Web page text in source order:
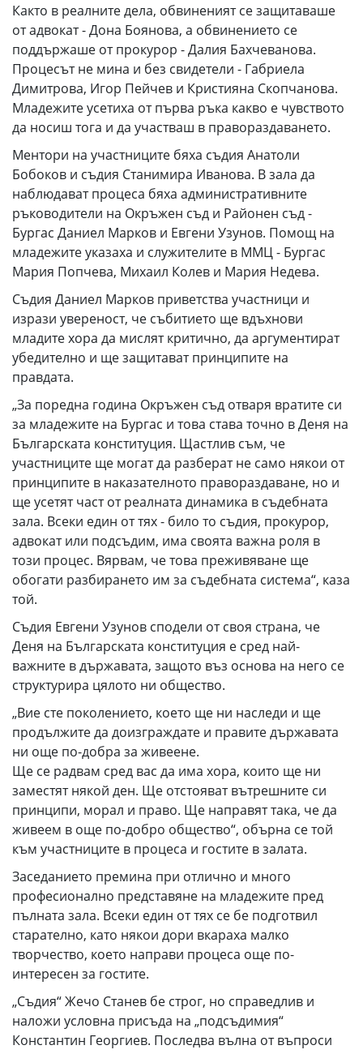
Както в реалните дела, обвиненият се защитаваше
от адвокат - Дона Боянова, а обвинението се
поддържаше от прокурор - Далия Бахчеванова.
Процесът не мина и без свидетели - Габриела
Димитрова, Игор Пейчев и Кристияна Скопчанова.
Младежите усетиха от първа ръка какво е чувството
да носиш тога и да участваш в правораздаването.
Ментори на участниците бяха съдия Анатоли
Бобоков и съдия Станимира Иванова. В зала да
наблюдават процеса бяха административните
ръководители на Окръжен съд и Районен съд -
Бургас Даниел Марков и Евгени Узунов. Помощ на
младежите указаха и служителите в ММЦ - Бургас
Мария Попчева, Михаил Колев и Мария Недева.
Съдия Даниел Марков приветства участници и
изрази увереност, че събитието ще вдъхнови
младите хора да мислят критично, да аргументират
убедително и ще защитават принципите на
правдата.
„За поредна година Окръжен съд отваря вратите си
за младежите на Бургас и това става точно в Деня на
Българската конституция. Щастлив съм, че
участниците ще могат да разберат не само някои от
принципите в наказателното правораздаване, но и
ще усетят част от реалната динамика в съдебната
зала. Всеки един от тях - било то съдия, прокурор,
адвокат или подсъдим, има своята важна роля в
този процес. Вярвам, че това преживяване ще
обогати разбирането им за съдебната система“, каза
той.
Съдия Евгени Узунов сподели от своя страна, че
Деня на Българската конституция е сред най-
важните в държавата, защото въз основа на него се
структурира цялото ни общество.
„Вие сте поколението, което ще ни наследи и ще
продължите да доизграждате и правите държавата
ни още по-добра за живеене.
Ще се радвам сред вас да има хора, които ще ни
заместят някой ден. Ще отстояват вътрешните си
принципи, морал и право. Ще направят така, че да
живеем в още по-добро общество“, обърна се той
към участниците в процеса и гостите в залата.
Заседанието премина при отлично и много
професионално представяне на младежите пред
пълната зала. Всеки един от тях се бе подготвил
старателно, като някои дори вкараха малко
творчество, което направи процеса още по-
интересен за гостите.
„Съдия“ Жечо Станев бе строг, но справедлив и
наложи условна присъда на „подсъдимия“
Константин Георгиев. Последва вълна от въпроси